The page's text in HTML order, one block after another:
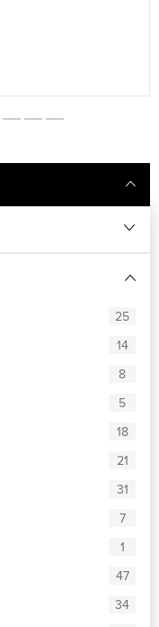
25
14
8
5
18
21
31
7
1
47
34